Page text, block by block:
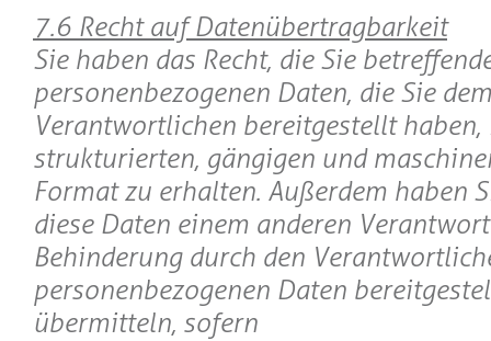
7.6 Recht auf Datenübertragbarkeit
Sie haben das Recht, die Sie
personenbezogenen Daten, die Sie dem
Verantwortlichen bereitgestellt haben,
strukturierten, gängigen und
Format zu erhalten. Außerdem haben
diese Daten einem anderen
Behinderung durch den
personenbezogenen Daten
übermitteln, sofern